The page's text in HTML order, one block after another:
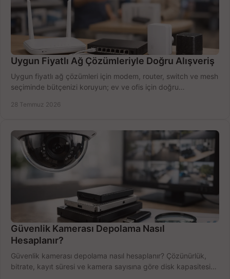
Uygun Fiyatlı Ağ Çözümleriyle Doğru Alışveriş
Uygun fiyatlı ağ çözümleri için modem, router, switch ve mesh
seçiminde bütçenizi koruyun; ev ve ofis için doğru
28 Temmuz 2026
Güvenlik Kamerası Depolama Nasıl
Hesaplanır?
Güvenlik kamerası depolama nasıl hesaplanır? Çözünürlük,
bitrate, kayıt süresi ve kamera sayısına göre disk kapasitesini